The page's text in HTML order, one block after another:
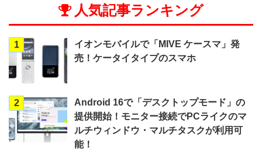
人気記事ランキング
1
イオンモバイルで「MIVE ケースマ」発
売！ケータイタイプのスマホ
2
Android 16で「デスクトップモード」の
提供開始！モニター接続でPCライクのマ
ルチウィンドウ・マルチタスクが利用可
能！